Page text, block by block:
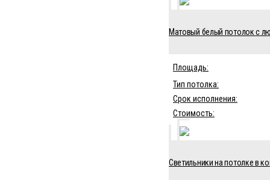
Матовый белый потолок с
Площадь:
Тип потолка:
Срок исполнения:
Стоимость:
Светильники на потолке в